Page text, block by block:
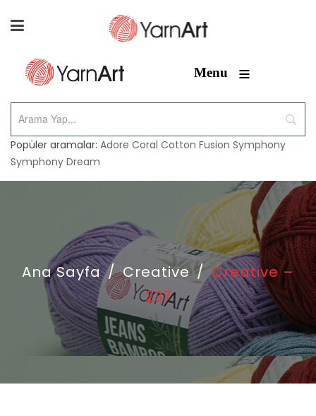
Menu ≡
Popüler aramalar: Adore Coral Cotton Fusion Symphony
Symphony Dream
Ana Sayfa / Creative / Creative –
237